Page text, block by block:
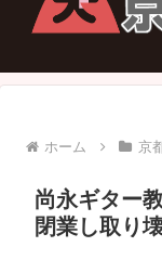
ホーム 京
尚永ギター
閉業し取り